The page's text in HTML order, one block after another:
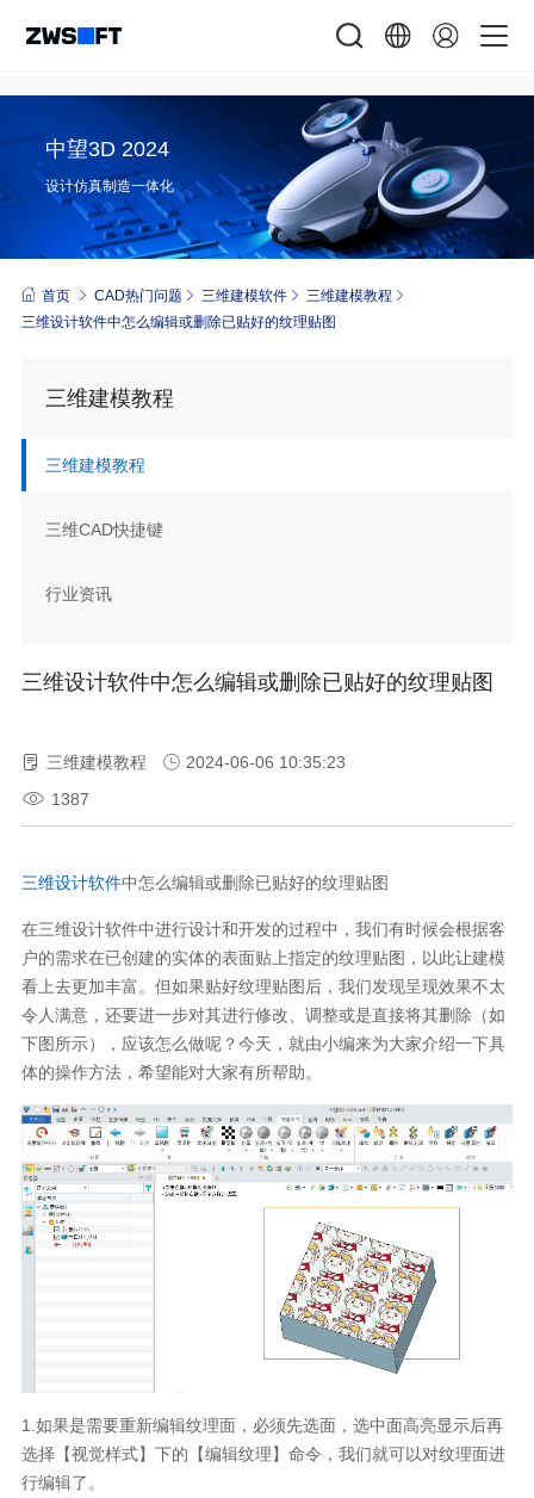
中望3D 2024
设计仿真制造一体化
首页 CAD热门问题 三维建模软件
三维建模教程
三维设计软件中怎么编辑或删除已贴好的纹理贴图
三维建模教程
三维建模教程
三维CAD快捷键
行业资讯
三维设计软件中怎么编辑或删除已贴好的纹理贴图
三维建模教程
2024-06-06 10:35:23
1387
三维设计软件中怎么编辑或删除已贴好的纹理贴图
在三维设计软件中进行设计和开发的过程中，我们有时候会根据客
户的需求在已创建的实体的表面贴上指定的纹理贴图，以此让建模
看上去更加丰富。但如果贴好纹理贴图后，我们发现呈现效果不太
令人满意，还要进一步对其进行修改、调整或是直接将其删除（如
下图所示），应该怎么做呢？今天，就由小编来为大家介绍一下具
体的操作方法，希望能对大家有所帮助。
1.如果是需要重新编辑纹理面，必须先选面，选中面高亮显示后再
选择【视觉样式】下的【编辑纹理】命令，我们就可以对纹理面进
行编辑了。